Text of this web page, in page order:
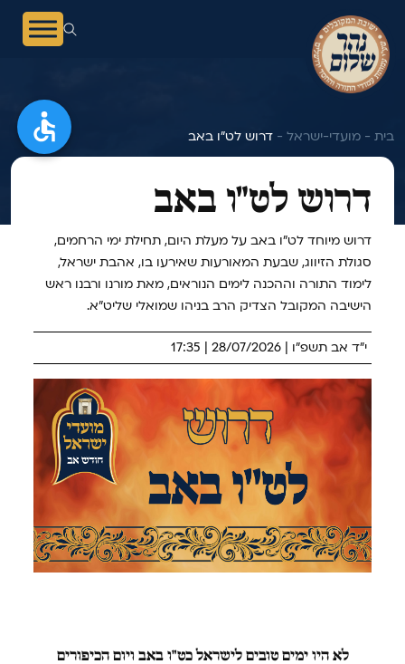
בית - מועדי-ישראל - דרוש לט"ו באב
דרוש לט"ו באב
דרוש מיוחד לט"ו באב על מעלת היום, תחילת ימי הרחמים,
סגולת הזיווג, שבעת המאורעות שאירעו בו, אהבת ישראל,
לימוד התורה וההכנה לימים הנוראים, מאת מורנו ורבנו ראש
הישיבה המקובל הצדיק הרב בניהו שמואלי שליט"א.
י"ד אב תשפ"ו | 28/07/2026 | 17:35
לא היו ימים טובים לישראל כט"ו באב ויום הכיפורים